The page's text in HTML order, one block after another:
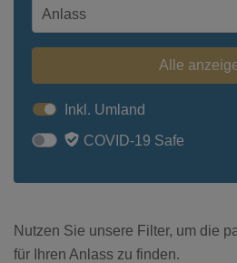
Anlass
Alle
Inkl. Umland
COVID-19 Safe
Nutzen Sie unsere Filter, um die
für Ihren Anlass zu finden.